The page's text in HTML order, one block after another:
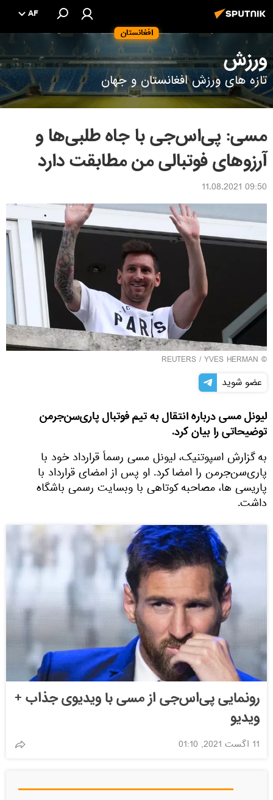
افغانستان
AF
ورزش
تازه های ورزش افغانستان و جهان
مسی: پی‌اس‌جی با جاه طلبی‌ها و
آرزوهای فوتبالی من مطابقت دارد
09:50 11.08.2021
©
REUTERS / YVES HERMAN
عضو شوید
لیونل مسی درباره انتقال به تیم فوتبال پاری‌سن‌جرمن
توضیحاتی را بیان کرد.
به گزارش اسپوتنیک، لیونل مسی رسماً قرارداد خود با
پاری‌سن‌جرمن را امضا کرد. او پس از امضای قرارداد با
پاریسی ها، مصاحبه کوتاهی با وبسایت رسمی باشگاه
داشت.
رونمایی پی‌اس‌جی از مسی با ویدیوی جذاب +
ویدیو
11 اگست 2021, 01:10